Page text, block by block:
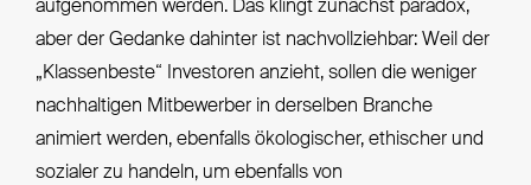
aufgenommen werden. Das klingt zunächst paradox,
aber der Gedanke dahinter ist nachvollziehbar: Weil der
„Klassenbeste“ Investoren anzieht, sollen die weniger
nachhaltigen Mitbewerber in derselben Branche
animiert werden, ebenfalls ökologischer, ethischer und
sozialer zu handeln, um ebenfalls von